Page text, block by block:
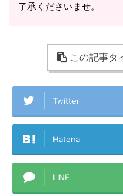
了承くださいませ。
この記事タ
Twitter
Hatena
LINE